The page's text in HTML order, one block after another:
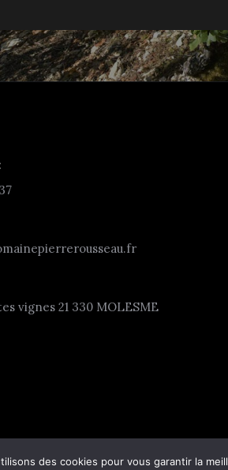
vignes 21 330 MOLESME
sur :
des cookies pour vous garantir la